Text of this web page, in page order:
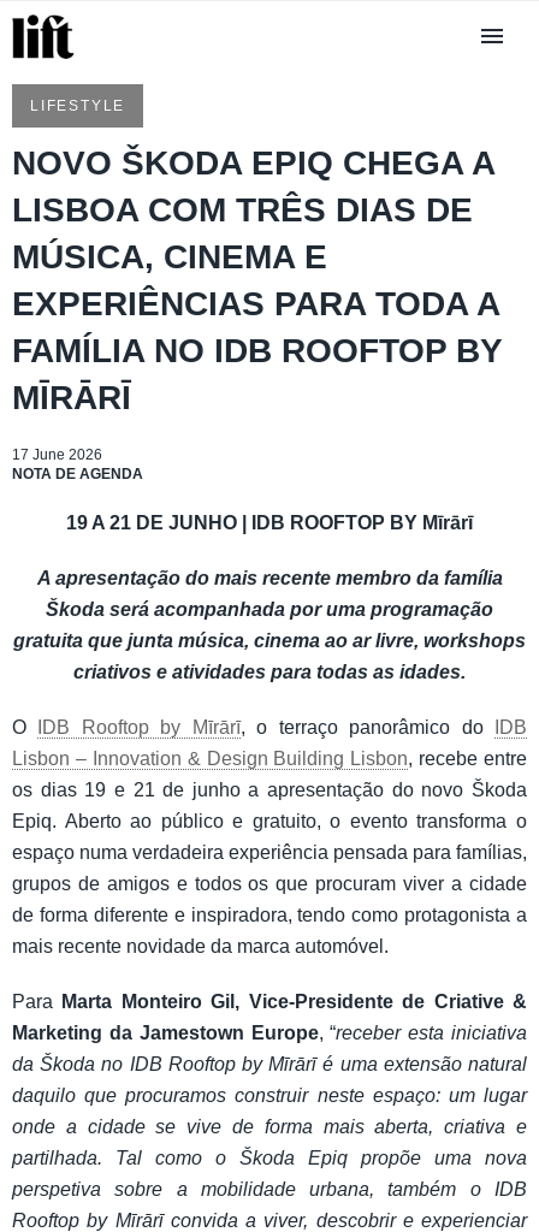
LIFESTYLE
NOVO ŠKODA EPIQ CHEGA A
LISBOA COM TRÊS DIAS DE
MÚSICA, CINEMA E
EXPERIÊNCIAS PARA TODA A
FAMÍLIA NO IDB ROOFTOP BY
MĪRĀRĪ
17 June 2026
NOTA DE AGENDA
19 A 21 DE JUNHO | IDB ROOFTOP BY Mīrārī
A apresentação do mais recente membro da família
Škoda será acompanhada por uma programação
gratuita que junta música, cinema ao ar livre, workshops
criativos e atividades para todas as idades.
O IDB Rooftop by Mīrārī, o terraço panorâmico do
IDB
Lisbon – Innovation & Design Building Lisbon, recebe entre
os dias 19 e 21 de junho a apresentação do novo Škoda
Epiq. Aberto ao público e gratuito, o evento transforma o
espaço numa verdadeira experiência pensada para famílias,
grupos de amigos e todos os que procuram viver a cidade
de forma diferente e inspiradora, tendo como protagonista a
mais recente novidade da marca automóvel.
Para Marta Monteiro Gil, Vice-Presidente de Criative &
Marketing da Jamestown Europe, “receber esta iniciativa
da Škoda no IDB Rooftop by Mīrārī é uma extensão natural
daquilo que procuramos construir neste espaço: um lugar
onde a cidade se vive de forma mais aberta, criativa e
partilhada. Tal como o Škoda Epiq propõe uma nova
perspetiva sobre a mobilidade urbana, também o IDB
Rooftop by Mīrārī convida a viver, descobrir e experienciar